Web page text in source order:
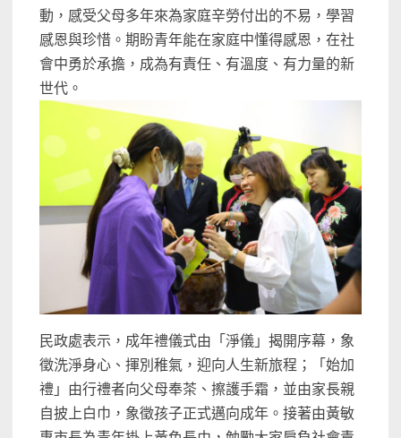
動，感受父母多年來為家庭辛勞付出的不易，學習
感恩與珍惜。期盼青年能在家庭中懂得感恩，在社
會中勇於承擔，成為有責任、有溫度、有力量的新
世代。
民政處表示，成年禮儀式由「淨儀」揭開序幕，象
徵洗淨身心、揮別稚氣，迎向人生新旅程；「始加
禮」由行禮者向父母奉茶、擦護手霜，並由家長親
自披上白巾，象徵孩子正式邁向成年。接著由黃敏